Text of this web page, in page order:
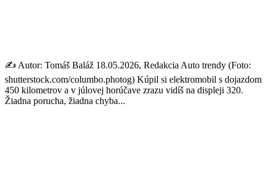
✍️ Autor: Tomáš Baláž 18.05.2026, Redakcia Auto trendy (Foto:
shutterstock.com/columbo.photog) Kúpil si elektromobil s dojazdom
450 kilometrov a v júlovej horúčave zrazu vidíš na displeji 320.
Žiadna porucha, žiadna chyba...